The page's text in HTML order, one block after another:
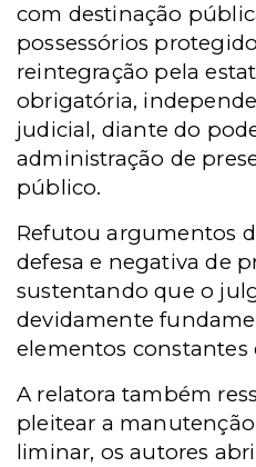
com destinação
possessórios
reintegração pela
obrigatória,
judicial, diante do
administração de
público.
Refutou argumentos
defesa e negativa de
sustentando que o
devidamente
elementos constantes
A relatora também
pleitear a
liminar, os autores